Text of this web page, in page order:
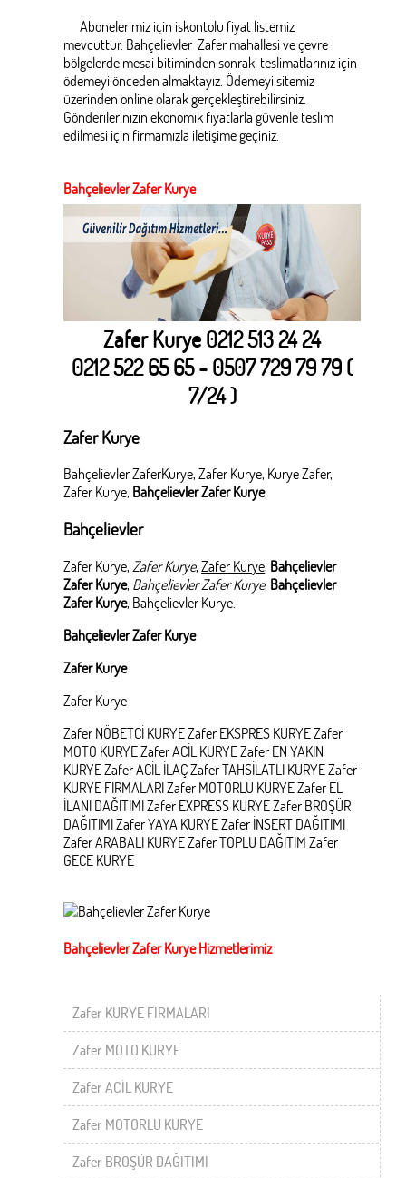
Abonelerimiz için iskontolu fiyat listemiz
mevcuttur. Bahçelievler Zafer mahallesi ve çevre
bölgelerde mesai bitiminden sonraki teslimatlarınız için
ödemeyi önceden almaktayız. Ödemeyi sitemiz
üzerinden online olarak gerçekleştirebilirsiniz.
Gönderilerinizin ekonomik fiyatlarla güvenle teslim
edilmesi için firmamızla iletişime geçiniz.
Bahçelievler Zafer Kurye
Zafer Kurye 0212 513 24 24
0212 522 65 65 - 0507 729 79 79 (
7/24 )
Zafer Kurye
Bahçelievler ZaferKurye, Zafer Kurye, Kurye Zafer,
Zafer Kurye, Bahçelievler Zafer Kurye,
Bahçelievler
Zafer Kurye, Zafer Kurye,Zafer Kurye, Bahçelievler
Zafer Kurye, Bahçelievler Zafer Kurye, Bahçelievler
Zafer Kurye, Bahçelievler Kurye.
Bahçelievler Zafer Kurye
Zafer Kurye
Zafer Kurye
Zafer NÖBETCİ KURYE Zafer EKSPRES KURYE Zafer
MOTO KURYE Zafer ACİL KURYE Zafer EN YAKIN
KURYE Zafer ACİL İLAÇ Zafer TAHSİLATLI KURYE Zafer
KURYE FİRMALARI Zafer MOTORLU KURYE Zafer EL
İLANI DAĞITIMI Zafer EXPRESS KURYE Zafer BROŞÜR
DAĞITIMI Zafer YAYA KURYE Zafer İNSERT DAĞITIMI
Zafer ARABALI KURYE Zafer TOPLU DAĞITIM Zafer
GECE KURYE
Bahçelievler Zafer Kurye Hizmetlerimiz
Zafer KURYE FİRMALARI
Zafer MOTO KURYE
Zafer ACİL KURYE
Zafer MOTORLU KURYE
Zafer BROŞÜR DAĞITIMI